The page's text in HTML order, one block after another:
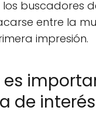
buscadores
entre la
impresión.
es
de